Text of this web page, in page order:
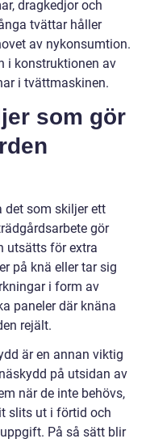
dragkedjor och
tvättar håller
av nykonsumtion.
i konstruktionen av
i tvättmaskinen.
som gör
det som skiljer ett
gör
utsätts för extra
på knä eller tar sig
i form av
paneler där knäna
rejält.
är en annan viktig
på utsidan av
när de inte behövs,
slits ut i förtid och
På så sätt blir